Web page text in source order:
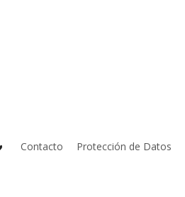
Contacto Protección de Datos